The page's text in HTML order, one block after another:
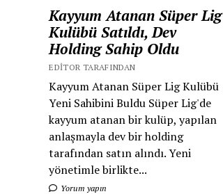
Kayyum Atanan Süper Lig
Kulübü Satıldı, Dev
Holding Sahip Oldu
EDITOR TARAFINDAN
Kayyum Atanan Süper Lig Kulübü
Yeni Sahibini Buldu Süper Lig'de
kayyum atanan bir kulüp, yapılan
anlaşmayla dev bir holding
tarafından satın alındı. Yeni
yönetimle birlikte...
Yorum yapın